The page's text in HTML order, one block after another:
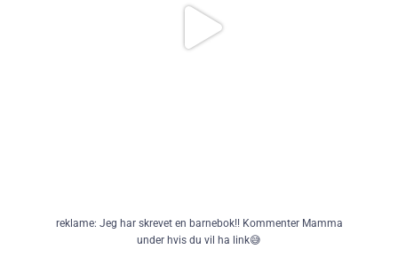
Skulle ha snakket om den for lenge siden, men som videoen over viser,
hvem pokker har tid med skolefri så lenge🫣😅😂
Ps: Tegningene er fra Leonard Furuberg og SÅ kule! @leonardfuruberg !
reklame: Jeg har skrevet en barnebok!! Kommenter Mamma
under hvis du vil ha link😅